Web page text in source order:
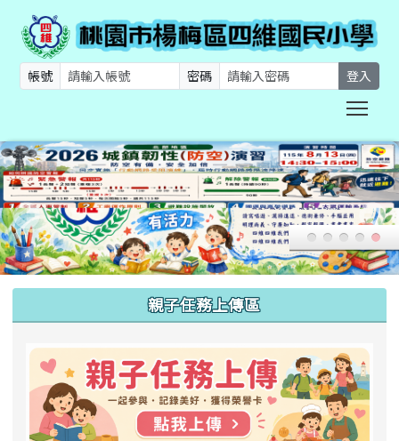
帳號 密碼 登入
親子任務上傳區